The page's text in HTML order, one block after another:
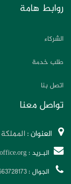
روابط هامة
الشركاء
طلب خدمة
اتصل بنا
تواصل معنا
العنوان :
البـريد :
الجوال :